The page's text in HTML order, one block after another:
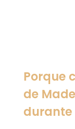
Porque
de
durante